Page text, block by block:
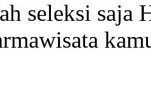
seleksi saja